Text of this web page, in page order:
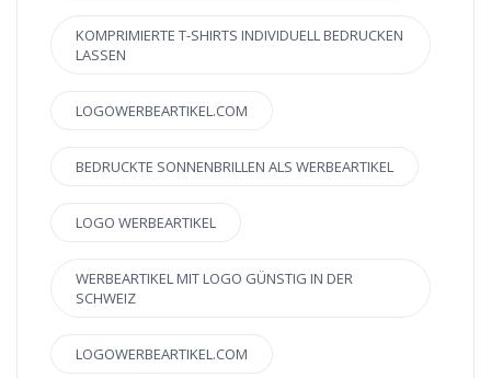
KOMPRIMIERTE T-SHIRTS INDIVIDUELL BEDRUCKEN
LASSEN
LOGOWERBEARTIKEL.COM
BEDRUCKTE SONNENBRILLEN ALS WERBEARTIKEL
LOGO WERBEARTIKEL
WERBEARTIKEL MIT LOGO GÜNSTIG IN DER
SCHWEIZ
LOGOWERBEARTIKEL.COM